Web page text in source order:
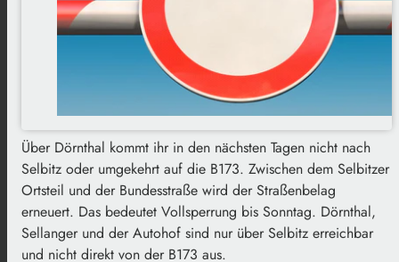
Über Dörnthal kommt ihr in den nächsten Tagen nicht nach
Selbitz oder umgekehrt auf die B173. Zwischen dem Selbitzer
Ortsteil und der Bundesstraße wird der Straßenbelag
erneuert. Das bedeutet Vollsperrung bis Sonntag. Dörnthal,
Sellanger und der Autohof sind nur über Selbitz erreichbar
und nicht direkt von der B173 aus.